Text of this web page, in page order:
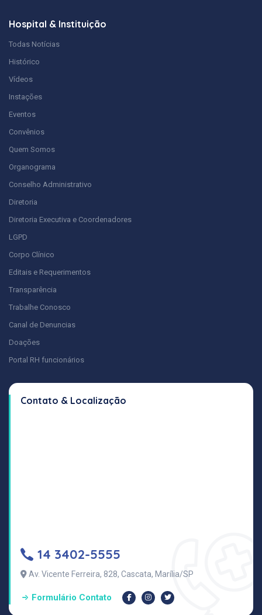
Hospital & Instituição
Todas Notícias
Histórico
Vídeos
Instações
Eventos
Convênios
Quem Somos
Organograma
Conselho Administrativo
Diretoria
Diretoria Executiva e Coordenadores
LGPD
Corpo Clínico
Editais e Requerimentos
Transparência
Trabalhe Conosco
Canal de Denuncias
Doações
Portal RH funcionários
Contato & Localização
14 3402-5555
Av. Vicente Ferreira, 828, Cascata, Marília/SP
Formulário Contato